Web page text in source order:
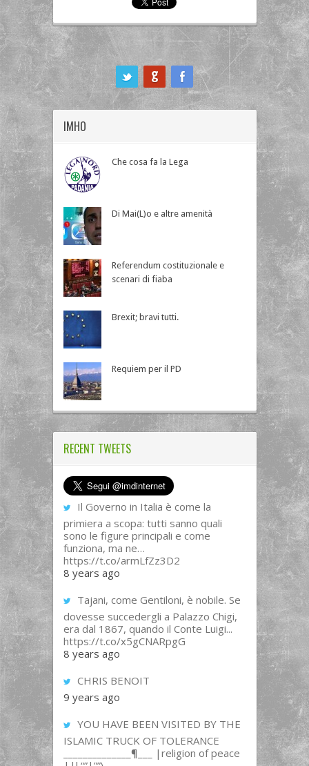
IMHO
Che cosa fa la Lega
Di Mai(L)o e altre amenità
Referendum costituzionale e
scenari di fiaba
Brexit; bravi tutti.
Requiem per il PD
RECENT TWEETS
Il Governo in Italia è come la
primiera a scopa: tutti sanno quali
sono le figure principali e come
funziona, ma ne…
https://t.co/armLfZz3D2
8 years ago
Tajani, come Gentiloni, è nobile. Se
dovesse succedergli a Palazzo Chigi,
era dal 1867, quando il Conte Luigi...
https://t.co/x5gCNARpgG
8 years ago
CHRIS BENOIT
9 years ago
YOU HAVE BEEN VISITED BY THE
ISLAMIC TRUCK OF TOLERANCE
______________¶___ |religion of peace